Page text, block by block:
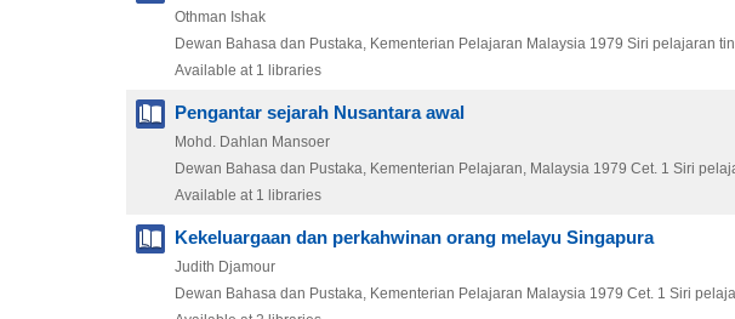
Othman Ishak
Dewan Bahasa dan Pustaka, Kementerian Pelajaran Malaysia 1979 Siri pelajaran
Available at 1 libraries
Pengantar sejarah Nusantara awal
Mohd. Dahlan Mansoer
Dewan Bahasa dan Pustaka, Kementerian Pelajaran, Malaysia 1979 Cet. 1 Siri
Available at 1 libraries
Kekeluargaan dan perkahwinan orang melayu Singapura
Judith Djamour
Dewan Bahasa dan Pustaka, Kementerian Pelajaran Malaysia 1979 Cet. 1 Siri